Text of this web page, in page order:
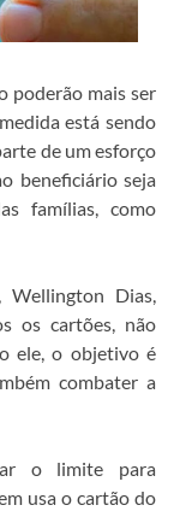
poderão mais ser
está sendo
de um esforço
beneficiário seja
famílias, como
Wellington Dias,
os cartões, não
ele, o objetivo é
combater a
o limite para
usa o cartão do